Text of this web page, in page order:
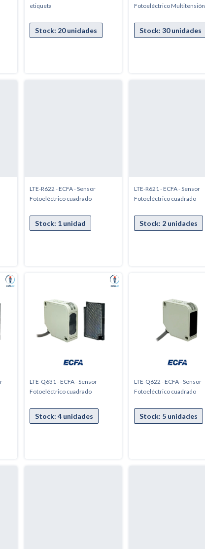
etiqueta
Fotoeléctrico Multitensión
LTE-R622 - ECFA - Sensor
Fotoeléctrico cuadrado
LTE-R621 - ECFA - Sensor
Fotoeléctrico cuadrado
LTE-Q631 - ECFA - Sensor
Fotoeléctrico cuadrado
LTE-Q622 - ECFA - Sensor
Fotoeléctrico cuadrado